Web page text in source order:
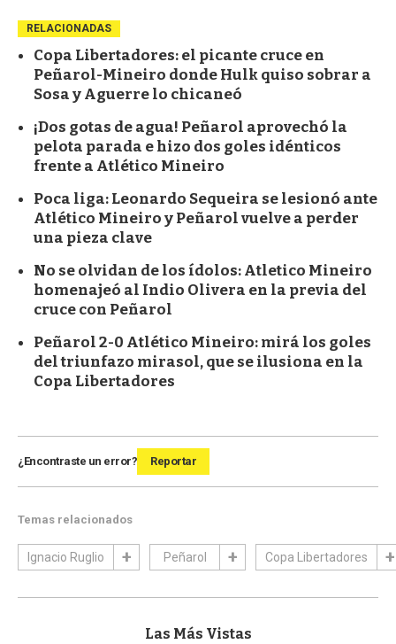
RELACIONADAS
Copa Libertadores: el picante cruce en
Peñarol-Mineiro donde Hulk quiso sobrar a
Sosa y Aguerre lo chicaneó
¡Dos gotas de agua! Peñarol aprovechó la
pelota parada e hizo dos goles idénticos
frente a Atlético Mineiro
Poca liga: Leonardo Sequeira se lesionó ante
Atlético Mineiro y Peñarol vuelve a perder
una pieza clave
No se olvidan de los ídolos: Atletico Mineiro
homenajeó al Indio Olivera en la previa del
cruce con Peñarol
Peñarol 2-0 Atlético Mineiro: mirá los goles
del triunfazo mirasol, que se ilusiona en la
Copa Libertadores
¿Encontraste un error? Reportar
Temas relacionados
Ignacio Ruglio Peñarol Copa Libertadores
Las Más Vistas